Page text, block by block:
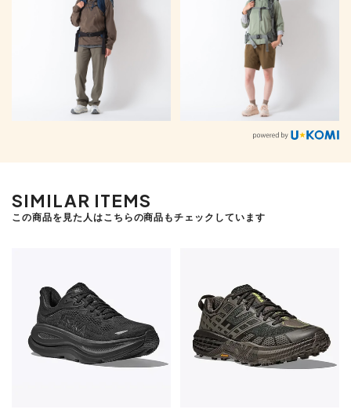
SIMILAR ITEMS
この商品を見た人はこちらの商品もチェックしています